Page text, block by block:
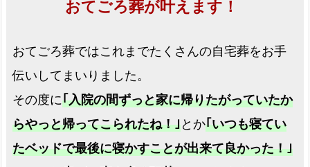
おてごろ葬が叶えます！
おてごろ葬ではこれまでたくさんの自宅葬をお手
伝いしてまいりました。
その度に｢入院の間ずっと家に帰りたがっていたか
らやっと帰ってこられたね！｣とか｢いつも寝てい
たベッドで最後に寝かすことが出来て良かった！｣